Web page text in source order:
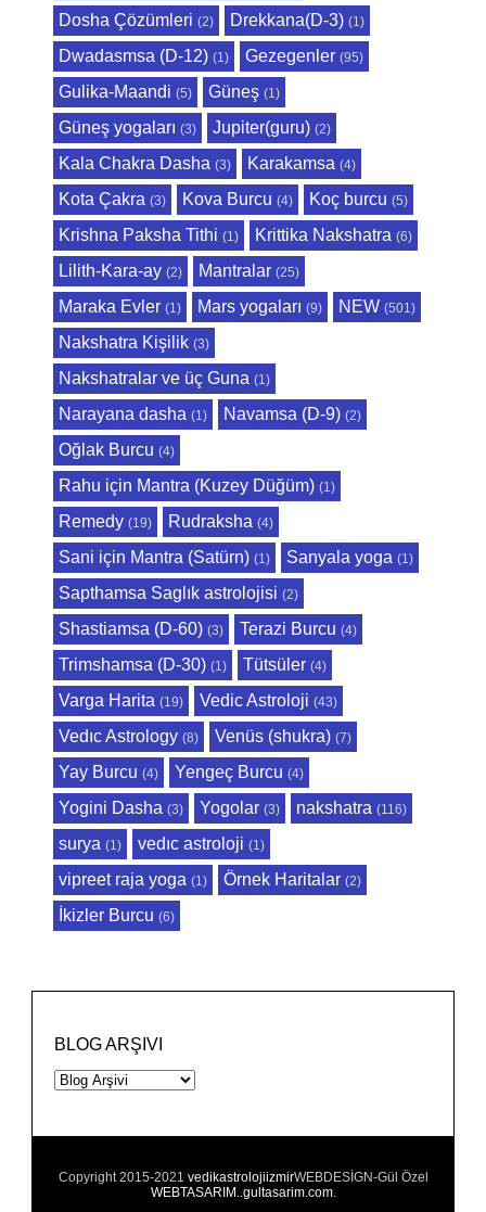
Dosha Çözümleri (2) Drekkana(D-3) (1)
Dwadasmsa (D-12) (1) Gezegenler (95)
Gulika-Maandi (5) Güneş (1)
Güneş yogaları (3) Jupiter(guru) (2)
Kala Chakra Dasha (3) Karakamsa (4)
Kota Çakra (3) Kova Burcu (4) Koç burcu (5)
Krishna Paksha Tithi (1) Krittika Nakshatra (6)
Lilith-Kara-ay (2) Mantralar (25)
Maraka Evler (1) Mars yogaları (9) NEW (501)
Nakshatra Kişilik (3)
Nakshatralar ve üç Guna (1)
Narayana dasha (1) Navamsa (D-9) (2)
Oğlak Burcu (4)
Rahu için Mantra (Kuzey Düğüm) (1)
Remedy (19) Rudraksha (4)
Sani için Mantra (Satürn) (1) Sanyala yoga (1)
Sapthamsa Saglık astrolojisi (2)
Shastiamsa (D-60) (3) Terazi Burcu (4)
Trimshamsa (D-30) (1) Tütsüler (4)
Varga Harita (19) Vedic Astroloji (43)
Vedıc Astrology (8) Venüs (shukra) (7)
Yay Burcu (4) Yengeç Burcu (4)
Yogini Dasha (3) Yogolar (3) nakshatra (116)
surya (1) vedıc astroloji (1)
vipreet raja yoga (1) Örnek Haritalar (2)
İkizler Burcu (6)
BLOG ARŞIVI
Copyright 2015-2021 vedikastrolojiizmirWEBDESİGN-Gül Özel
WEBTASARIM..gultasarim.com.